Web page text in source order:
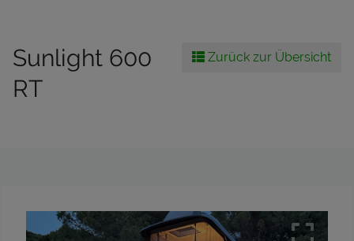
Sunlight 600
RT
Zurück zur Übersicht